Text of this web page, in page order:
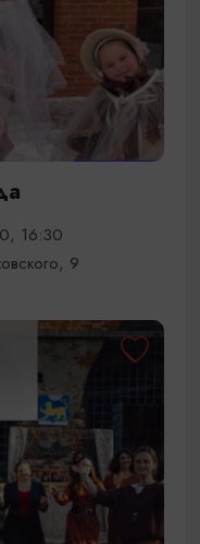
16:30
9